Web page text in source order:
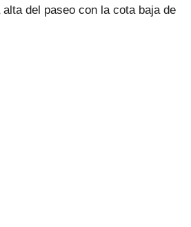
del paseo con la cota baja de